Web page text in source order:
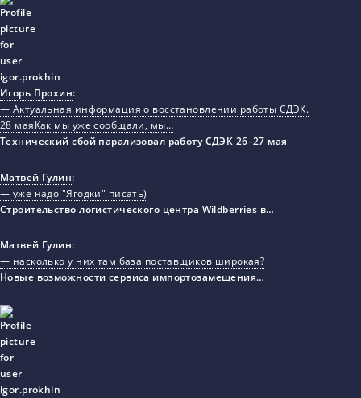
Игорь Прохин:
— Актуальная информация о восстановлении работы СДЭК.
28 маяКак мы уже сообщали, мы…
Технический сбой парализовал работу СДЭК 26–27 мая
Матвей Гулин:
— уже надо "Ягодки" писать)
Строительство логистического центра Wildberries в…
Матвей Гулин:
— насколько у них там база поставщиков широкая?
Новые возможности сервиса импортозамещения…